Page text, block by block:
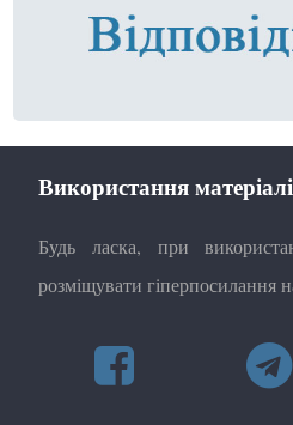
Використання
Будь ласка, при
розміщувати гіперпосилання